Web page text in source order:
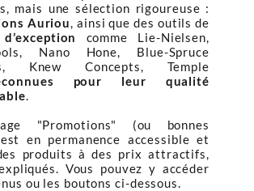
mais une sélection rigoureuse :
Auriou, ainsi que des outils de
comme Lie-Nielsen,
Nano Hone, Blue-Spruce
Knew Concepts, Temple
pour leur qualité
.
"Promotions" (ou bonnes
en permanence accessible et
produits à des prix attractifs,
Vous pouvez y accéder
ou les boutons ci-dessous.